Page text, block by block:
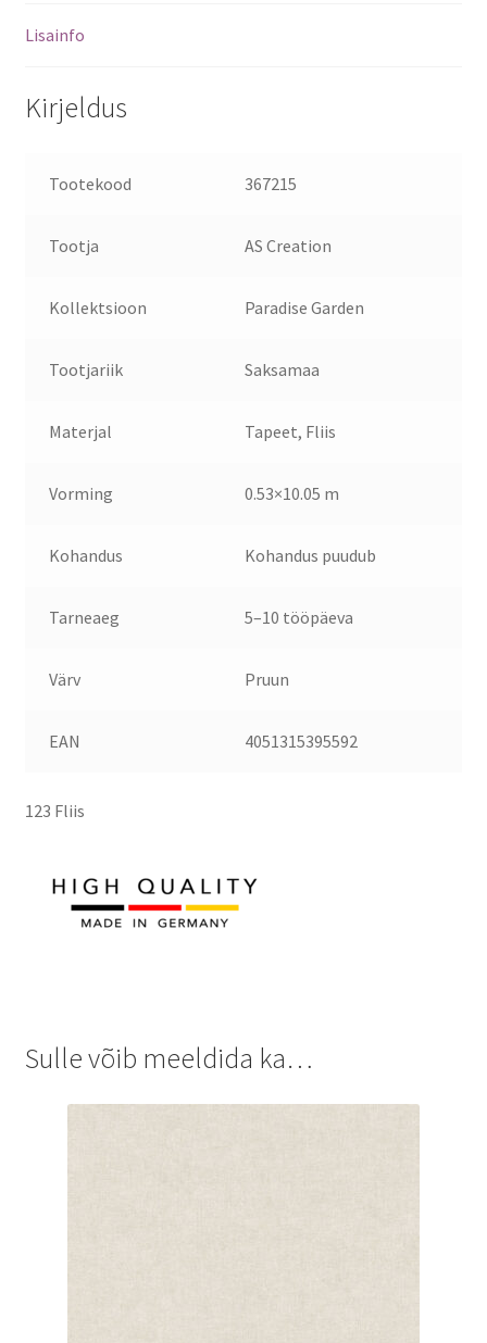
Lisainfo
Kirjeldus
Tootekood 367215
Tootja AS Creation
Kollektsioon Paradise Garden
Tootjariik Saksamaa
Materjal Tapeet, Fliis
Vorming 0.53×10.05 m
Kohandus Kohandus puudub
Tarneaeg 5–10 tööpäeva
Värv Pruun
EAN 4051315395592
123 Fliis
Sulle võib meeldida ka…